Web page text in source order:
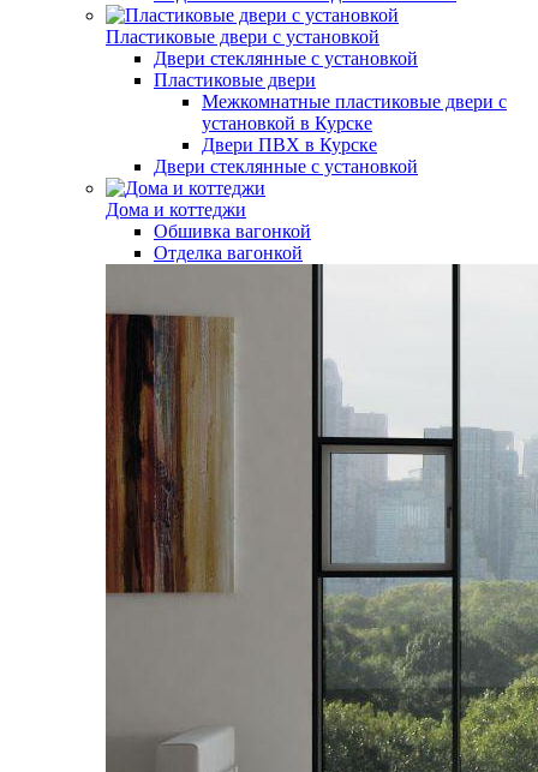
Пластиковые двери с установкой
Двери стеклянные с установкой
Пластиковые двери
Межкомнатные пластиковые двери с
установкой в Курске
Двери ПВХ в Курске
Двери стеклянные с установкой
Дома и коттеджи
Обшивка вагонкой
Отделка вагонкой